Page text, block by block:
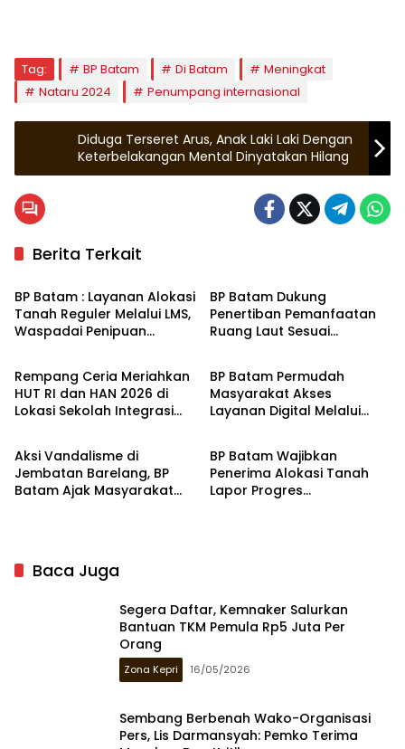
Tag: BP Batam Di Batam
Meningkat
Nataru 2024
Penumpang internasional
Diduga Terseret Arus, Anak Laki Laki Dengan
Keterbelakangan Mental Dinyatakan Hilang
Berita Terkait
Batam
BP Batam : Layanan Alokasi
Tanah Reguler Melalui LMS,
Waspadai Penipuan
BP Batam Dukung
Penertiban Pemanfaatan
Ruang Laut Sesuai
Batam
Rempang Ceria Meriahkan
HUT RI dan HAN 2026 di
Lokasi Sekolah Integrasi
Batam
BP Batam Permudah
Masyarakat Akses
Layanan Digital Melalui
Batam
Aksi Vandalisme di
Jembatan Barelang, BP
Batam Ajak Masyarakat
Batam
BP Batam Wajibkan
Penerima Alokasi Tanah
Lapor Progres
Baca Juga
Segera Daftar, Kemnaker Salurkan
Bantuan TKM Pemula Rp5 Juta Per
Orang
Zona Kepri 16/05/2026
Sembang Berbenah Wako-Organisasi
Pers, Lis Darmansyah: Pemko Terima